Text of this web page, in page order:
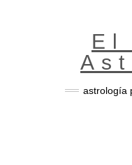
El
astrología